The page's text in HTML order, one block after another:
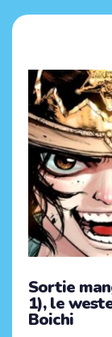
Sortie
1), le
Boichi